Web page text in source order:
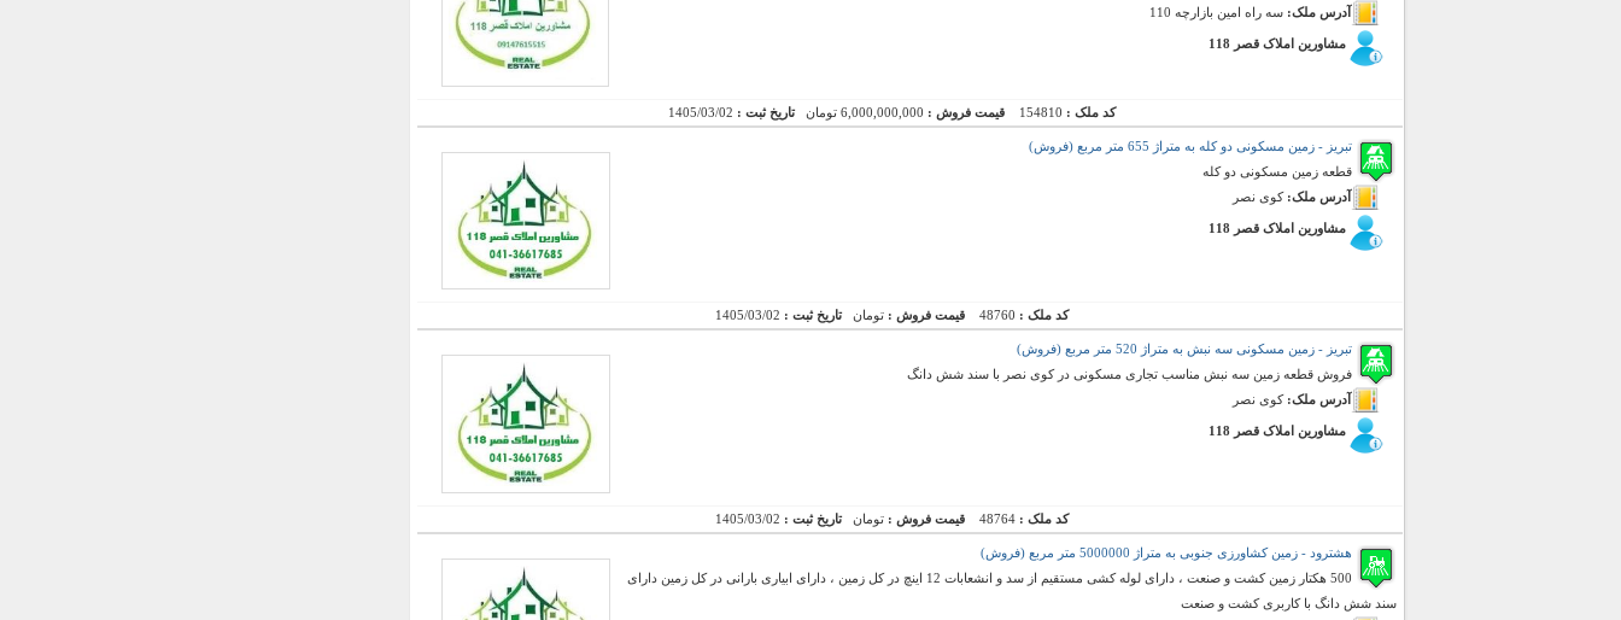
آدرس ملک: سه راه امین بازارچه 110
مشاورین املاک قصر 118
کد ملک : 154810 قیمت فروش : 6,000,000,000 تومان تاریخ ثبت : 1405/03/02
تبریز - زمین مسکونی دو کله به متراژ 655 متر مربع (فروش)
قطعه زمین مسکونی دو کله
آدرس ملک: کوی نصر
مشاورین املاک قصر 118
کد ملک : 48760 قیمت فروش : تومانتاریخ ثبت : 1405/03/02
تبریز - زمین مسکونی سه نبش به متراژ 520 متر مربع (فروش)
فروش قطعه زمین سه نبش مناسب تجاری مسکونی در کوی نصر با سند شش دانگ
آدرس ملک: کوی نصر
مشاورین املاک قصر 118
کد ملک : 48764 قیمت فروش : تومانتاریخ ثبت : 1405/03/02
هشترود - زمین کشاورزی جنوبی به متراژ 5000000 متر مربع (فروش)
500 هکتار زمین کشت و صنعت ، دارای لوله کشی مستقیم از سد و انشعابات 12 اینچ در کل زمین ، دارای ابیاری بارانی در کل زمین دارای
سند شش دانگ با کاربری کشت و صنعت